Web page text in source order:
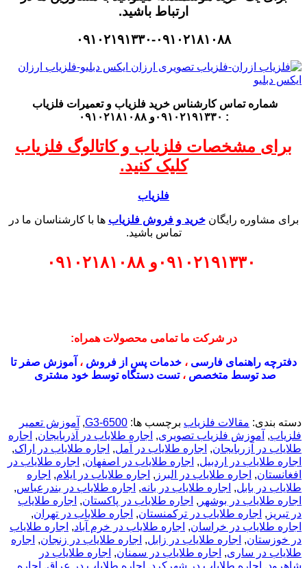
ارتباط باشید.
۰۹۱۰۲۱۹۱۳۳۰-۰۹۱۰۲۱۸۱۰۸۸
شماره تماس کارشناس خرید فلزیاب و تعمیرات فلزیاب
: ۰۹۱۰۲۱۹۱۳۳۰و ۰۹۱۰۲۱۸۱۰۸۸
برای مشخصات فلزیاب و کاتالوگ فلزیاب
کلیک کنید.
فلزیاب
برای مشاوره رایگانخرید و فروش فلزیاب ها با کارشناسان ما در
تماس باشید.
۰۹۱۰۲۱۹۱۳۳۰ و ۰۹۱۰۲۱۸۱۰۸۸
در شرکت ما تمامی محصولات همراه:
دفترچه راهنمای فارسی ، خدمات پس از فروش ، آموزش صفر تا
صد توسط متخصص ،تست دستگاه توسط خود مشتری
دسته بندی: مقالات فلزیاب برچسب ها: G3-6500
, آموزش تعمیر
فلزیاب, آموزش فلزیاب تصویری, اجاره طلایاب در آذربایجان, اجاره
طلایاب در آزربایجان, اجاره طلایاب در آمل, اجاره طلایاب در اراک,
اجاره طلایاب در اردبیل, اجاره طلایاب در اصفهان, اجاره طلایاب در
افغانستان, اجاره طلایاب در البرز , اجاره طلایاب در ایلام, اجاره
طلایاب در بابل, اجاره طلایاب در بانه, اجاره طلایاب در بندرعباس,
اجاره طلایاب در بوشهر , اجاره طلایاب در پاکستان, اجاره طلایاب
در تبریز , اجاره طلایاب در ترکمنستان, اجاره طلایاب در تهران,
اجاره طلایاب در خراسان, اجاره طلایاب در خرم آباد, اجاره طلایاب
در خوزستان, اجاره طلایاب در زابل, اجاره طلایاب در زنجان, اجاره
طلایاب در ساری, اجاره طلایاب در سمنان, اجاره طلایاب در